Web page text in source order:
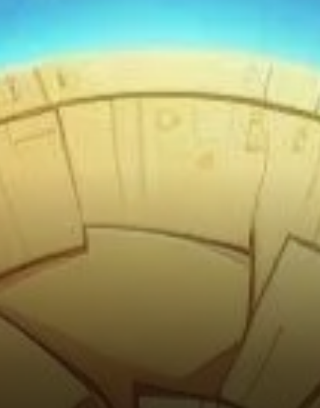
Core (CORE) a connu une
augmentation remarquable de
33 % en seulement 11 heures,
passant de 0,39 $ le 29 mars
à 0,52 $ le 30 mars.